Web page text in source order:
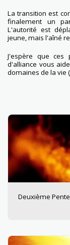
La transition est
finalement un
L'autorité est
jeune, mais l'aîné
J'espère que ces
d'alliance vous
domaines de la vie
Deuxième